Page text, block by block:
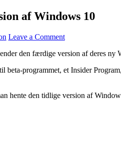
af Windows 10
Leave a Comment
den færdige version af deres ny
beta-programmet, et Insider
hente den tidlige version af